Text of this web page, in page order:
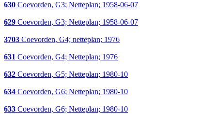
630 Coevorden, G3; Netteplan; 1958-06-07
629 Coevorden, G3; Netteplan; 1958-06-07
3703 Coevorden, G4; netteplan; 1976
631 Coevorden, G4; Netteplan; 1976
632 Coevorden, G5; Netteplan; 1980-10
634 Coevorden, G6; Netteplan; 1980-10
633 Coevorden, G6; Netteplan; 1980-10